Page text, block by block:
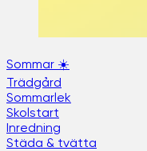
Sommar ☀️
Trädgård
Sommarlek
Skolstart
Inredning
Städa & tvätta